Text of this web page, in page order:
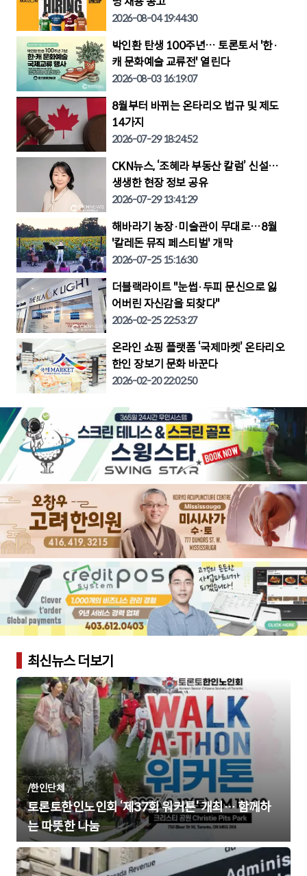
2026-08-04 19:44:30
박인환 탄생 100주년… 토론토서 '한·
캐 문화예술 교류전' 열린다
2026-08-03 16:19:07
8월부터 바뀌는 온타리오 법규 및 제도
14가지
2026-07-29 18:24:52
CKN뉴스, ‘조혜라 부동산 칼럼’ 신설…
생생한 현장 정보 공유
2026-07-29 13:41:29
해바라기 농장·미술관이 무대로…8월
'칼레돈 뮤직 페스티벌' 개막
2026-07-25 15:16:30
더블랙라이트 "눈썹·두피 문신으로 잃
어버린 자신감을 되찾다"
2026-02-25 22:53:27
온라인 쇼핑 플랫폼 ‘국제마켓’ 온타리오
한인 장보기 문화 바꾼다
2026-02-20 22:02:50
최신뉴스 더보기
/한인단체
토론토한인노인회 ‘제37회 워커톤’ 개최… 함께하
는 따뜻한 나눔